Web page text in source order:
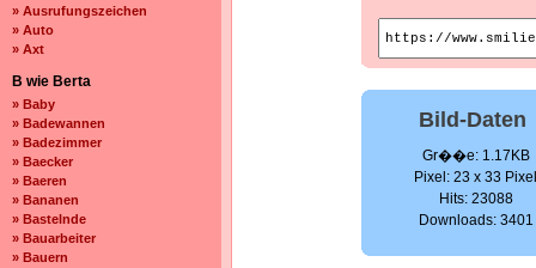
» Ausrufungszeichen
» Auto
» Axt
B wie Berta
» Baby
» Badewannen
» Badezimmer
» Baecker
» Baeren
» Bananen
» Bastelnde
» Bauarbeiter
» Bauern
Bild-Daten
Gr��e: 1.17KB
Pixel: 23 x 33
Hits: 23088
Downloads: 3401